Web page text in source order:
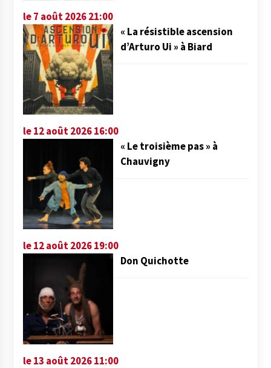
le 7 août 2026 21:00
« La résistible ascension
d’Arturo Ui » à Biard
le 12 août 2026 16:00
« Le troisième pas » à
Chauvigny
le 12 août 2026 19:00
Don Quichotte
le 13 août 2026 11:00